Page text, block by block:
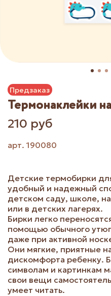
Предзаказ
арт.190080
Термонаклейки
210 руб
Детские термобирки
удобный и надежный
детском саду, школе,
или в детских лагерях.
Бирки легко
помощью обычного
даже при активной
Они мягкие, приятные
дискомфорта ребенку.
символам и картинкам
свои вещи
умеет читать.